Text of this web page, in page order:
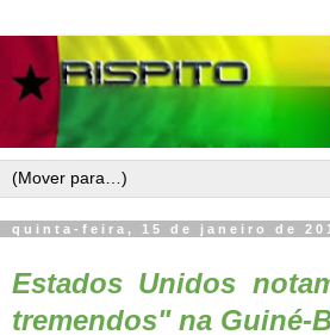
quinta-feira, 15 de janeiro de
Estados Unidos
tremendos" na Guiné-